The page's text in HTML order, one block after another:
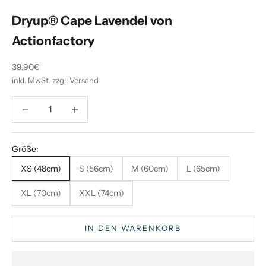
Dryup® Cape Lavendel von
Actionfactory
Angebot
39,90€
inkl. MwSt. zzgl. Versand
Größe:
XS (48cm)
S (56cm) M (60cm) L (65cm)
XL (70cm) XXL (74cm)
IN DEN WARENKORB